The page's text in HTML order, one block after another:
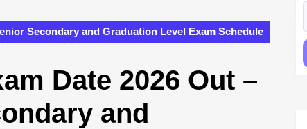
Secondary and Graduation Level Exam Schedule
Date 2026 Out –
and